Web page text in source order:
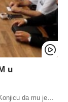
u
da mu je